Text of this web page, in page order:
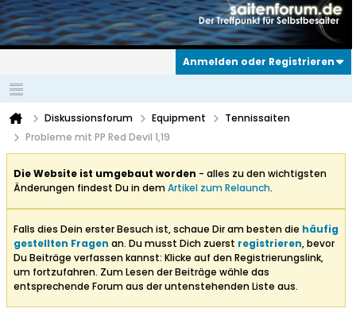
Anmelden oder Registrieren
Diskussionsforum Equipment
Tennissaiten
Probleme mit PP Red Devil 1,19
Die Website ist umgebaut worden - alles zu den wichtigsten
Änderungen findest Du in demArtikel zum Relaunch.
Falls dies Dein erster Besuch ist, schaue Dir am besten die häufig
gestellten Fragen an. Du musst Dich zuerst registrieren, bevor
Du Beiträge verfassen kannst: Klicke auf den Registrierungslink,
um fortzufahren. Zum Lesen der Beiträge wähle das
entsprechende Forum aus der untenstehenden Liste aus.